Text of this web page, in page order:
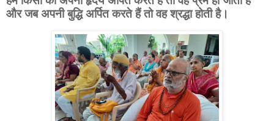
और जब अपनी बुद्धि अर्पित करते हैं तो वह श्रद्धा होती है।